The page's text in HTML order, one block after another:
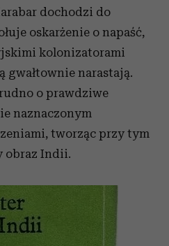
dochodzi do
oskarżenie o napaść,
kolonizatorami
gwałtownie narastają.
o prawdziwe
naznaczonym
tworząc przy tym
obraz Indii.